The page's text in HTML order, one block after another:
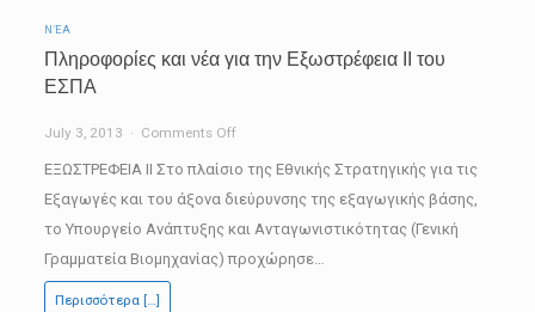
ΝΈΑ
Πληροφορίες και νέα για την Εξωστρέφεια ΙΙ του
ΕΣΠΑ
July 3, 2013 Comments Offon
Πληροφορίες
και
ΕΞΩΣΤΡΕΦΕΙΑ ΙΙ Στο πλαίσιο της Εθνικής Στρατηγικής για τις
Εξαγωγές και του άξονα διεύρυνσης της εξαγωγικής βάσης,
το Υπουργείο Ανάπτυξης και Ανταγωνιστικότητας (Γενική
Γραμματεία Βιομηχανίας) προχώρησε…
Περισσότερα […]